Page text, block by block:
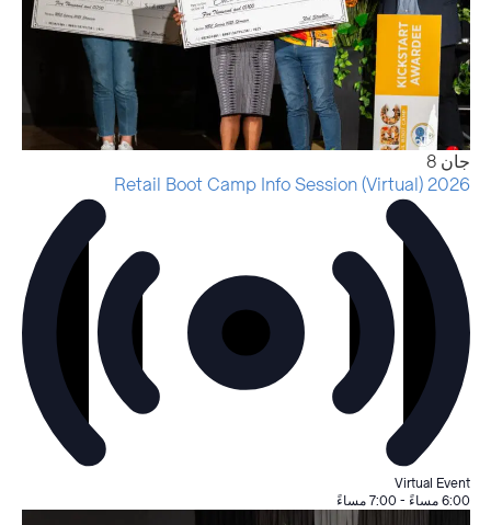
جان8
2026 Retail Boot Camp Info Session (Virtual)
Virtual Event
6:00 مساءً
-7:00 مساءً